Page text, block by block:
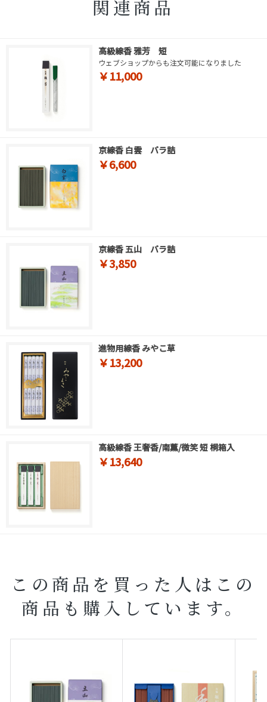
関連商品
高級線香 雅芳 短
ウェブショップからも注文可能になりました
￥11,000
京線香 白雲 バラ詰
￥6,600
京線香 五山 バラ詰
￥3,850
進物用線香 みやこ草
￥13,200
高級線香 王奢香/南薫/微笑 短 桐箱入
￥13,640
この商品を買った人はこの
商品も購入しています。